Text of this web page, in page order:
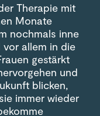
Therapie mit
Monate
nochmals inne
vor allem in die
gestärkt
und
blicken,
immer wieder